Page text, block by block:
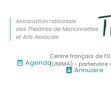
Association nationale
des Théâtres de Marionnettes
et Arts Associés
Centre français de
(UNIMA) - partenaire
Agenda
Annuaire